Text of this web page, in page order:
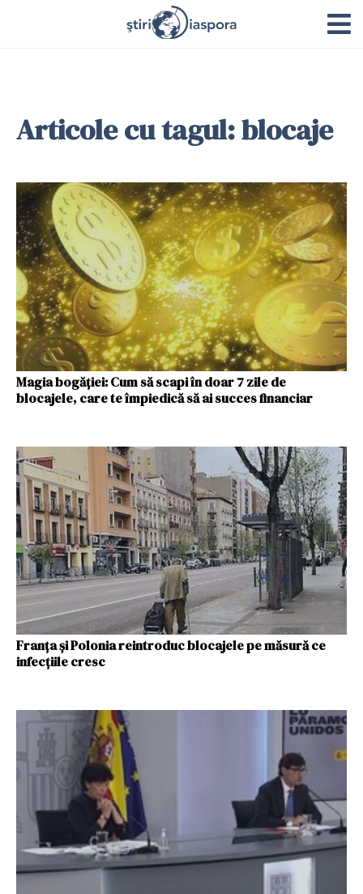
Articole cu tagul: blocaje
Magia bogăției: Cum să scapi în doar 7 zile de
blocajele, care te împiedică să ai succes financiar
Franța și Polonia reintroduc blocajele pe măsură ce
infecțiile cresc